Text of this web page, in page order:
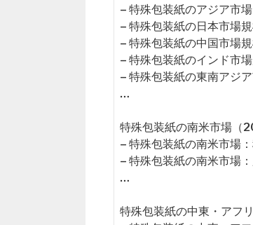
– 特殊包装紙のアジア市
– 特殊包装紙の日本市場
– 特殊包装紙の中国市場
– 特殊包装紙のインド市
– 特殊包装紙の東南アジ
…
特殊包装紙の南米市場（
– 特殊包装紙の南米市場
– 特殊包装紙の南米市場
…
特殊包装紙の中東・アフ